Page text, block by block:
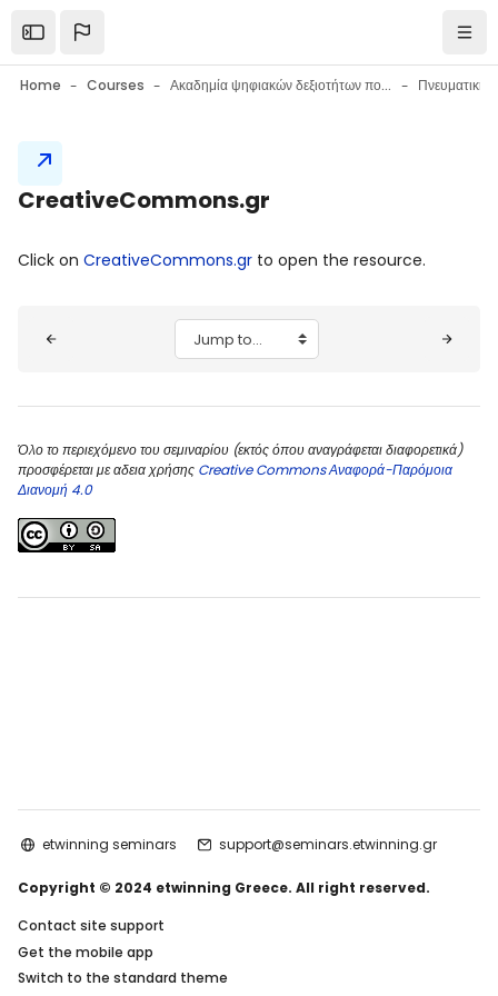
Open the sidebar
Home Courses Ακαδημία ψηφιακών δεξιοτήτων πολιτών Πνευματική
Blocks
CreativeCommons.gr
Blocks
Completion requirements
Click on CreativeCommons.gr to open the resource.
Jump to...
Όλο το περιεχόμενο του σεμιναρίου (εκτός όπου αναγράφεται διαφορετικά)
προσφέρεται με αδεια χρήσης Creative Commons Αναφορά-Παρόμοια
Διανομή 4.0
etwinning seminars support@seminars.etwinning.gr
Copyright © 2024 etwinning Greece. All right reserved.
Contact site support
Get the mobile app
Switch to the standard theme